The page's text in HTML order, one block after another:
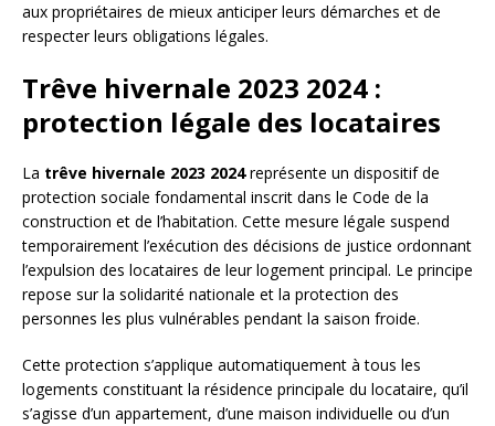
aux propriétaires de mieux anticiper leurs démarches et de
respecter leurs obligations légales.
Trêve hivernale 2023 2024 :
protection légale des locataires
La trêve hivernale 2023 2024représente un dispositif de
protection sociale fondamental inscrit dans le Code de la
construction et de l’habitation. Cette mesure légale suspend
temporairement l’exécution des décisions de justice ordonnant
l’expulsion des locataires de leur logement principal. Le principe
repose sur la solidarité nationale et la protection des
personnes les plus vulnérables pendant la saison froide.
Cette protection s’applique automatiquement à tous les
logements constituant la résidence principale du locataire, qu’il
s’agisse d’un appartement, d’une maison individuelle ou d’un